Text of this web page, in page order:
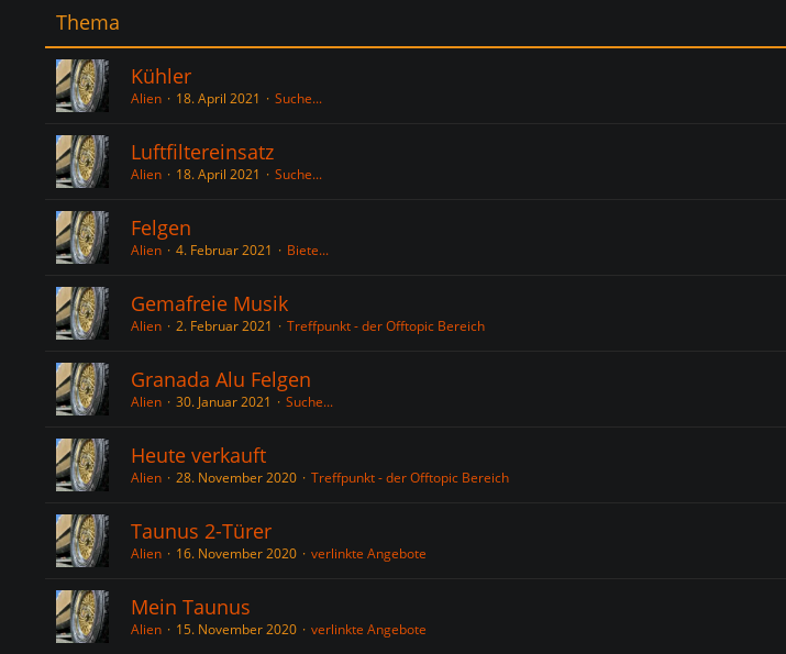
Thema
Kühler
Alien 18. April 2021 Suche...
Luftfiltereinsatz
Alien 18. April 2021 Suche...
Felgen
Alien 4. Februar 2021 Biete...
Gemafreie Musik
Alien 2. Februar 2021 Treffpunkt - der Offtopic Bereich
Granada Alu Felgen
Alien 30. Januar 2021 Suche...
Heute verkauft
Alien 28. November 2020 Treffpunkt - der Offtopic Bereich
Taunus 2-Türer
Alien 16. November 2020 verlinkte Angebote
Mein Taunus
Alien 15. November 2020 verlinkte Angebote